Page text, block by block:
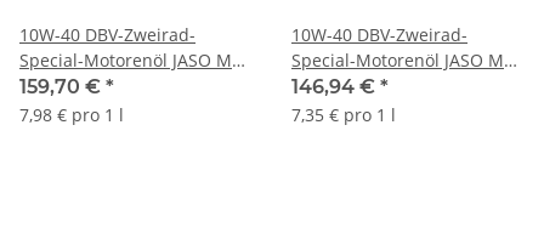
10W-40 DBV-Zweirad-
Special-Motorenöl JASO MA
(4-Takt) 20 x 1-Liter-Dose
159,70 € *
7,98 € pro 1 l
10W-40 DBV-Zweirad-
Special-Motorenöl JASO MA
(4-Takt) 20-Liter-Kanister
146,94 € *
7,35 € pro 1 l